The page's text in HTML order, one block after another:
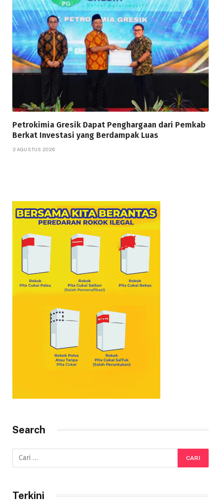
Petrokimia Gresik Dapat Penghargaan dari Pemkab
Berkat Investasi yang Berdampak Luas
3 AGUSTUS 2026
Search
Terkini